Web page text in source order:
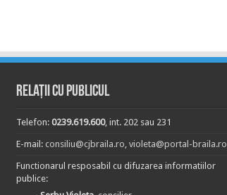
Relații cu publicul
Telefon: 0239.619.600, int. 202 sau 231
E-mail: consiliu@cjbraila.ro, violeta@portal-braila.ro
Functionarul resposabil cu difuzarea informatiilor
publice: